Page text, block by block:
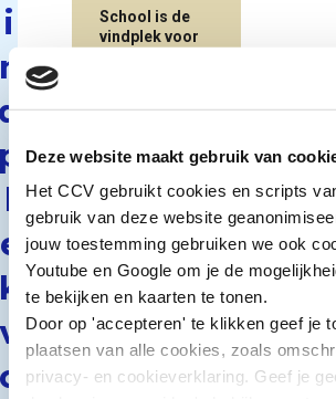
Deze website maakt gebruik van
Het CCV gebruikt cookies en scripts
gebruik van deze website
jouw toestemming gebruiken we ook
Youtube en Google om je de
te bekijken en kaarten te tonen.
Door op 'accepteren' te klikken geef je
plaatsen van alle cookies, zoals
privacy- en cookieverklaring. Geef je
i
l
e
v
School is de
vindplek voor